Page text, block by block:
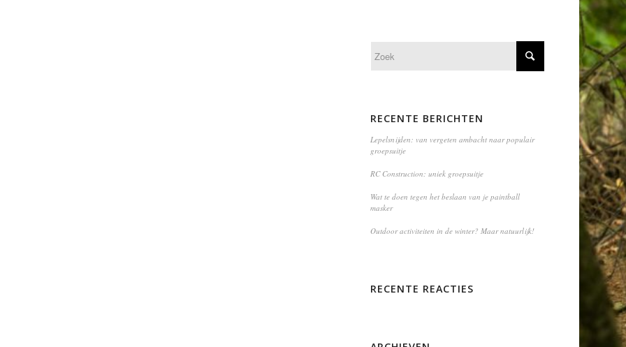
RECENTE BERICHTEN
Lepelsnijden: van vergeten ambacht naar populair
groepsuitje
RC Construction: uniek groepsuitje
Wat te doen tegen het beslaan van je paintball
masker
Outdoor activiteiten in de winter? Maar natuurlijk!
RECENTE REACTIES